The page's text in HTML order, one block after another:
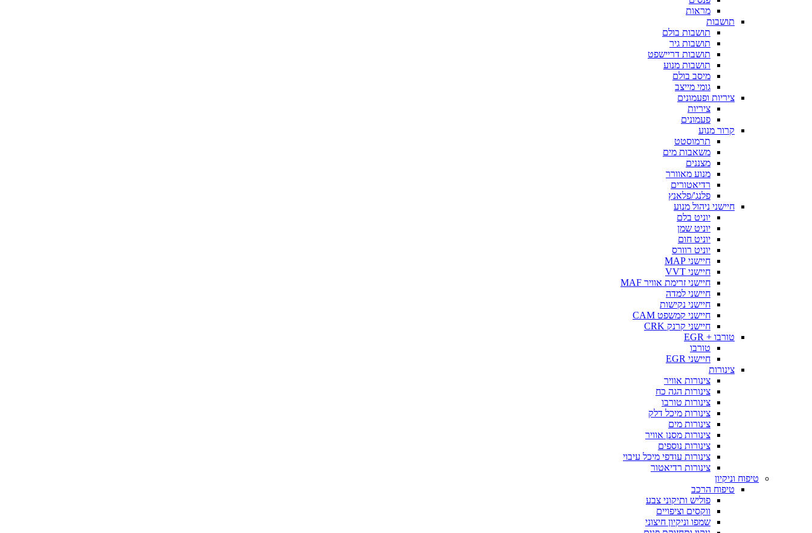
מראות
תושבות
תושבות בולם
תושבות גיר
תושבות דריישפט
תושבות מנוע
מיסב בולם
גומי מייצב
ציריות ופעמונים
ציריות
פעמונים
קרור מנוע
תרמוסטט
משאבות מים
מצננים
מנוע מאוורר
רדיאטורים
פלנג'/פלאנץ
חיישני ניהול מנוע
יוניט בלם
יוניט שמן
יוניט חום
יוניט רוורס
חיישני MAP
חיישני VVT
חיישני זרימת אוויר MAF
חיישני למדה
חיישני נקישות
חיישני קמשפט CAM
חיישני קרנק CRK
טורבו + EGR
טורבו
חיישני EGR
צינורות
צינורות אוויר
צינורות הגה כח
צינורות טורבו
צינורות מיכל דלק
צינורות מים
צינורות מסנן אוויר
צינורות נוספים
צינורות עודפי מיכל עיבוי
צינורות רדיאטור
טיפוח וניקיון
טיפוח הרכב
פוליש ותיקוני צבע
ווקסים וציפויים
שמפו וניקיון חיצוני